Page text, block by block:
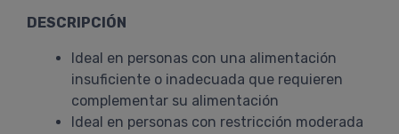
DESCRIPCIÓN
Ideal en personas con una alimentación
insuficiente o inadecuada que requieren
complementar su alimentación
Ideal en personas con restricción moderada